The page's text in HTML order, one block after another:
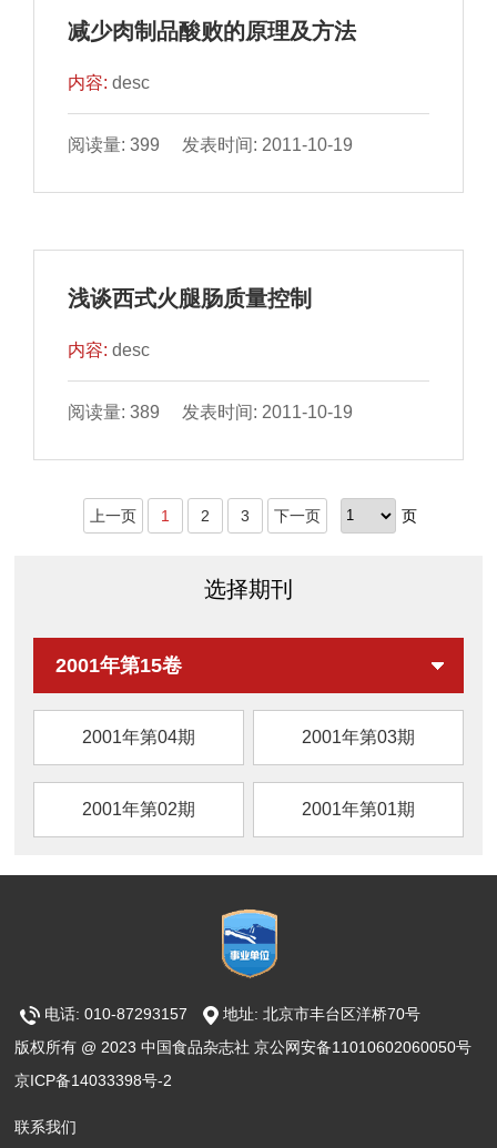
减少肉制品酸败的原理及方法
内容:desc
阅读量: 399 发表时间: 2011-10-19
浅谈西式火腿肠质量控制
内容:desc
阅读量: 389 发表时间: 2011-10-19
上一页 1 2 3 下一页 页
选择期刊
2001年第15卷
2001年第04期 2001年第03期
2001年第02期 2001年第01期
电话: 010-87293157
地址: 北京市丰台区洋桥70号
版权所有 @ 2023 中国食品杂志社 京公网安备11010602060050号
京ICP备14033398号-2
联系我们